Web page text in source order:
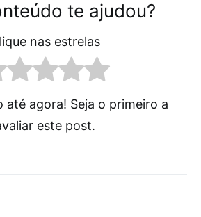
te ajudou?
nas estrelas
até agora! Seja o primeiro a
este post.